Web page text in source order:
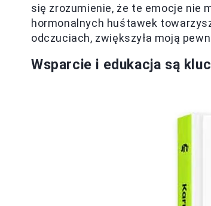
się zrozumienie, że te emocje nie
hormonalnych huśtawek
odczuciach, zwiększyła moją
Wsparcie i edukacja są